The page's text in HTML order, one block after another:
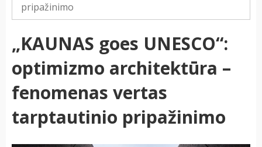
pripažinimo
„KAUNAS goes UNESCO“:
optimizmo architektūra –
fenomenas vertas
tarptautinio pripažinimo